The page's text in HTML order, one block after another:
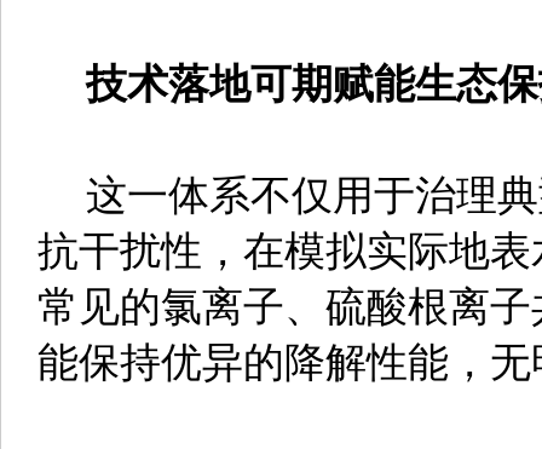
技术落地可期赋能生态
这一体系不仅用于治理
抗干扰性，在模拟实际地
常见的氯离子、硫酸根离
能保持优异的降解性能，